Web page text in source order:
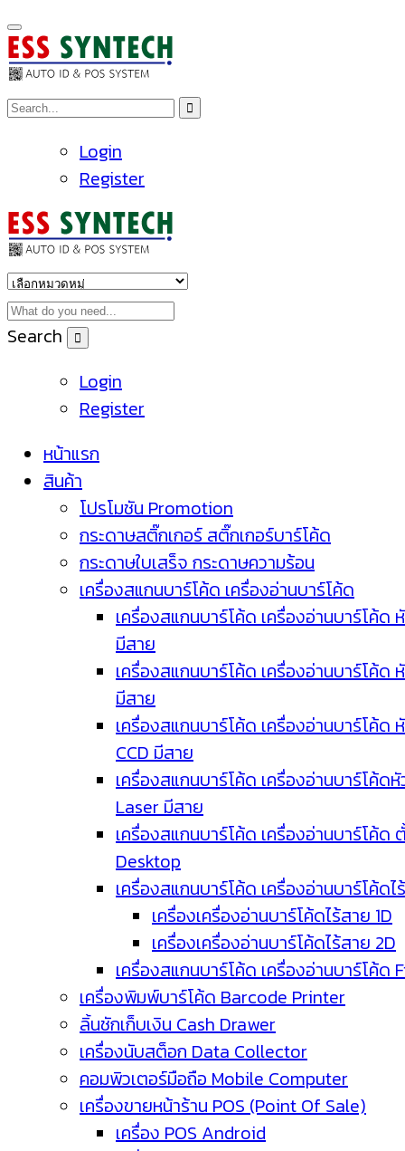
Login
Register
Search
Login
Register
หน้าแรก
สินค้า
โปรโมชัน Promotion
กระดาษสติ๊กเกอร์ สติ๊กเกอร์บาร์โค้ด
กระดาษใบเสร็จ กระดาษความร้อน
เครื่องสแกนบาร์โค้ด เครื่องอ่านบาร์โค้ด
เครื่องสแกนบาร์โค้ด เครื่องอ่านบาร์โค้ด
มีสาย
เครื่องสแกนบาร์โค้ด เครื่องอ่านบาร์โค้ด
มีสาย
เครื่องสแกนบาร์โค้ด เครื่องอ่านบาร์โค้ด
CCD มีสาย
เครื่องสแกนบาร์โค้ด เครื่องอ่านบาร์โค้ด
Laser มีสาย
เครื่องสแกนบาร์โค้ด เครื่องอ่านบาร์โค้ด
Desktop
เครื่องสแกนบาร์โค้ด เครื่องอ่านบาร์โค้ดไ
เครื่องเครื่องอ่านบาร์โค้ดไร้สาย 1D
เครื่องเครื่องอ่านบาร์โค้ดไร้สาย 2D
เครื่องสแกนบาร์โค้ด เครื่องอ่านบาร์โค้ด
เครื่องพิมพ์บาร์โค้ด Barcode Printer
ลิ้นชักเก็บเงิน Cash Drawer
เครื่องนับสต็อก Data Collector
คอมพิวเตอร์มือถือ Mobile Computer
เครื่องขายหน้าร้าน POS (Point Of Sale)
เครื่อง POS Android